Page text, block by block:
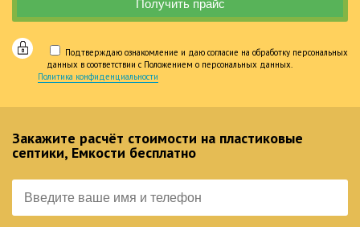
Подтверждаю ознакомление и даю согласие на обработку персональных
данных в соответствии с Положением о персональных данных.
Политика конфиденциальности
Закажите расчёт стоимости на пластиковые
септики, Емкости бесплатно